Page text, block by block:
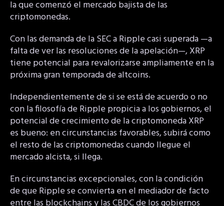
la que comenzó el mercado bajista de las
criptomonedas.
Con las demanda de la SEC a Ripple casi superada —a
falta de ver las resoluciones de la apelación—, XRP
tiene potencial para revalorizarse ampliamente en la
próxima gran temporada de altcoins.
Independientemente de si se está de acuerdo o no
con la filosofía de Ripple propicia a los gobiernos, el
potencial de crecimiento de la criptomoneda XRP
es bueno: en circunstancias favorables, subirá como
el resto de las criptomonedas cuando llegue el
mercado alcista, si llega.
En circunstancias excepcionales, con la condición
de que Ripple se convierta en el mediador de facto
entre las blockchains y las CBDC de los gobiernos